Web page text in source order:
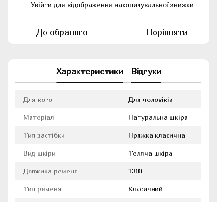
Увійти для відображення накопичувальної знижки
До обраного Порівняти
Характеристики Відгуки
Для кого Для чоловіків
Матеріал Натуральна шкіра
Тип застібки Пряжка класична
Вид шкіри Теляча шкіра
Довжина ременя 1300
Тип ременя Класичний